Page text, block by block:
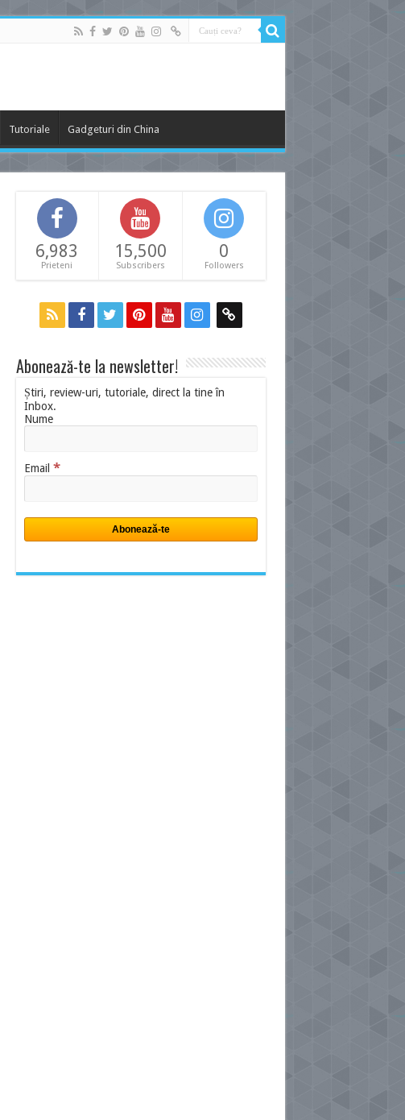
Tutoriale Gadgeturi din China
6,983
Prieteni
15,500
Subscribers
0
Followers
Abonează-te la newsletter!
Știri, review-uri, tutoriale, direct la tine în
Inbox.
Nume
Email *